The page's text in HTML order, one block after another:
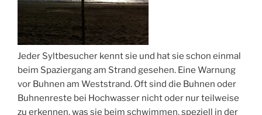
Jeder Syltbesucher kennt sie und hat sie schon einmal
beim Spaziergang am Strand gesehen. Eine Warnung
vor Buhnen am Weststrand. Oft sind die Buhnen oder
Buhnenreste bei Hochwasser nicht oder nur teilweise
zu erkennen, was sie beim schwimmen, speziell in der